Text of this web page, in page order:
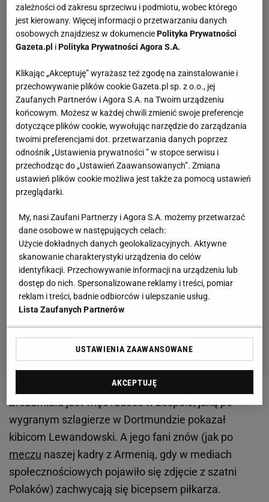
Zrozumiała jest więc radość w zespole, jaką po
wygranym szlagierze w Dortmundzie pokazał
kibicom Lewandowski. A jego fani znów (jak po
meczu naszej kadry z Armenią, gdy w mediach
społecznościowych pojawiło się zdjęcie z szatni
Polaków) zachwycają się bicepsem piłkarza.
zależności od zakresu sprzeciwu i podmiotu, wobec którego
jest kierowany. Więcej informacji o przetwarzaniu danych
osobowych znajdziesz w dokumenciePolityka Prywatności
Gazeta.pl iPolityka Prywatności Agora S.A.
Klikając „Akceptuję” wyrażasz też zgodę na zainstalowanie i
przechowywanie plików cookie Gazeta.pl sp. z o.o., jej
Zaufanych Partnerów i Agora S.A. na Twoim urządzeniu
końcowym. Możesz w każdej chwili zmienić swoje preferencje
dotyczące plików cookie, wywołując narzędzie do zarządzania
twoimi preferencjami dot. przetwarzania danych poprzez
odnośnik „Ustawienia prywatności ” w stopce serwisu i
przechodząc do „Ustawień Zaawansowanych”. Zmiana
ustawień plików cookie możliwa jest także za pomocą ustawień
przeglądarki.
My, nasi Zaufani Partnerzy i Agora S.A. możemy przetwarzać
dane osobowe w następujących celach:
Użycie dokładnych danych geolokalizacyjnych. Aktywne
skanowanie charakterystyki urządzenia do celów
identyfikacji. Przechowywanie informacji na urządzeniu lub
dostęp do nich. Spersonalizowane reklamy i treści, pomiar
reklam i treści, badnie odbiorców i ulepszanie usług.
Lista Zaufanych Partnerów
USTAWIENIA ZAAWANSOWANE
AKCEPTUJĘ